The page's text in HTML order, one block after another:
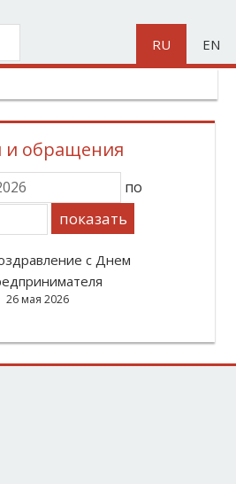
RU EN
и обращения
по
показать
с Днем
26 мая 2026